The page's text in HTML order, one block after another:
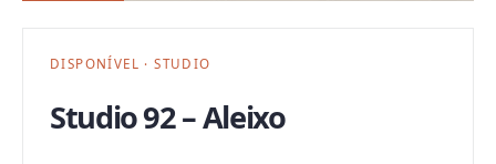
DISPONÍVEL ·STUDIO
Studio 92 – Aleixo